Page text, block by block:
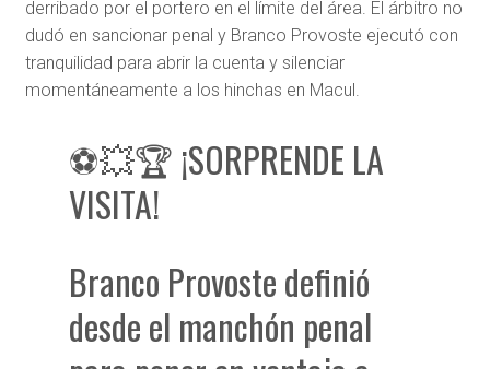
derribado por el portero en el límite del área. El árbitro no
dudó en sancionar penal y Branco Provoste ejecutó con
tranquilidad para abrir la cuenta y silenciar
momentáneamente a los hinchas en Macul.
⚽💥🏆 ¡SORPRENDE LA
VISITA!
Branco Provoste definió
desde el manchón penal